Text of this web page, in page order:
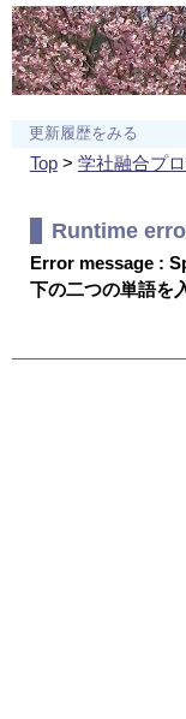
更新履歴をみる
Top> 学社融合プ
Runtime
Error message :
下の二つの単語を